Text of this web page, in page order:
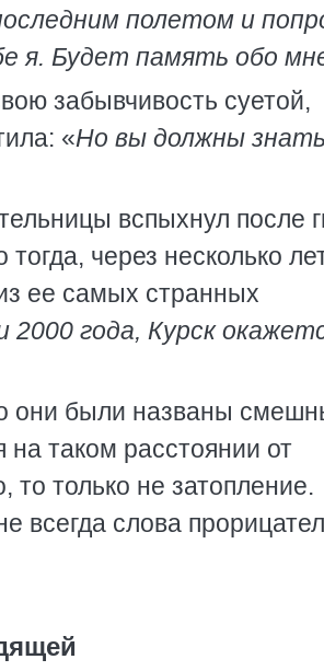
полетом и
я. Будет память обо
забывчивость суетой,
«Но вы должны
вспыхнул после
через несколько
ее самых странных
2000 года, Курск
они были названы
таком расстоянии от
то только не затопление.
всегда слова